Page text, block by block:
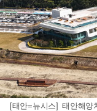
[태안=뉴시스] 태안해